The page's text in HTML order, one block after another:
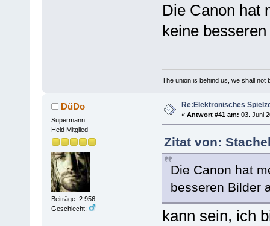
Die Canon hat
keine
The union is behind us, we shall not
DüDo
Supermann
Held Mitglied
Beiträge: 2.956
Geschlecht:
Re:Elektronisches
« Antwort #41 am: 03. Juni
Zitat von:
Die Canon hat
besseren Bilder
kann sein, ich